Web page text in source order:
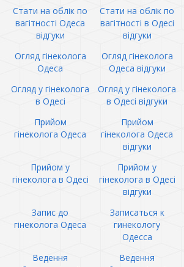
Стати на облік по
вагітності Одеса
відгуки
Стати на облік по
вагітності в Одесі
відгуки
Огляд гінеколога
Одеса
Огляд гінеколога
Одеса відгуки
Огляд у гінеколога
в Одесі
Огляд у гінеколога
в Одесі відгуки
Прийом
гінеколога Одеса
Прийом
гінеколога Одеса
відгуки
Прийом у
гінеколога в Одесі
Прийом у
гінеколога в Одесі
відгуки
Запис до
гінеколога Одеса
Записаться к
гинекологу
Одесса
Ведення
Ведення